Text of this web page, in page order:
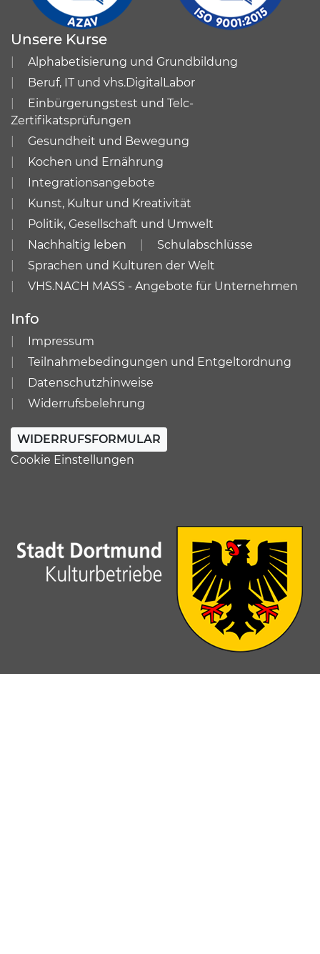
Unsere Kurse
Alphabetisierung und Grundbildung
Beruf, IT und vhs.DigitalLabor
Einbürgerungstest und Telc-
Zertifikatsprüfungen
Gesundheit und Bewegung
Kochen und Ernährung
Integrationsangebote
Kunst, Kultur und Kreativität
Politik, Gesellschaft und Umwelt
Nachhaltig leben
Schulabschlüsse
Sprachen und Kulturen der Welt
VHS.NACH MASS - Angebote für Unternehmen
Info
Impressum
Teilnahmebedingungen und Entgeltordnung
Datenschutzhinweise
Widerrufsbelehrung
WIDERRUFSFORMULAR
Cookie Einstellungen